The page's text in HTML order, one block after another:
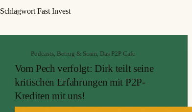
Schlagwort Fast Invest
Podcasts, Betrug & Scam, Das P2P Cafe
Vom Pech verfolgt: Dirk teilt seine
kritischen Erfahrungen mit P2P-
Krediten mit uns!